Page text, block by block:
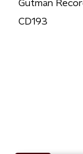
Gutman
CD193